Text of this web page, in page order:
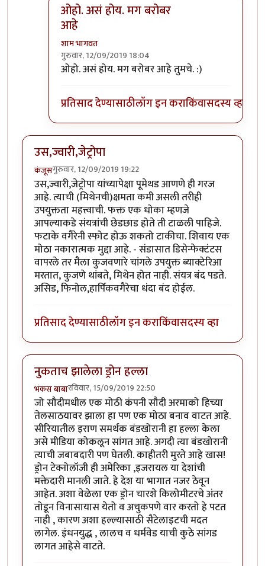
ओहो. असं होय. मग बरोबर
आहे
शाम भागवत
गुरुवार, 12/09/2019 18:04
In reply toभाऊ १००टक्के वपरले जाणे
ओहो. असं होय. मग बरोबर आहे तुमचे. :)
प्रतिसाद देण्यासाठीलॉग इन कराकिंवासदस्य व्हा
उस,ज्वारी,जेट्रोपा
कंजूसगुरुवार, 12/09/2019 19:22
उस,ज्वारी,जेट्रोपा यांच्यापेक्षा पूमेथड आणणे ही गरज
आहे. त्याची (मिथेनची)क्षमता कमी असली तरीही
उपयुक्तता महत्त्वाची. फक्त एक धोका म्हणजे
आपल्याकडे संयत्रांची छेडछाड होते ती टाळली पाहिजे.
फटाके वगैरेनी स्फोट होऊ शकतो टाकीचा. शिवाय एक
मोठा नकारात्मक मुद्दा आहे. - संडासात डिसेन्फेक्टंटस
वापरले तर मैला कुजवणारे चांगले उपयुक्त ब्याक्टेरिआ
मरतात, कुजणे थांबते, मिथेन होत नाही. संयत्र बंद पडते.
असिड, फिनोल,हार्पिकवगैरेचा धंदा बंद होईल.
प्रतिसाद देण्यासाठीलॉग इन कराकिंवासदस्य व्हा
नुकताच झालेला ड्रोन हल्ला
भंकस बाबारविवार, 15/09/2019 22:50
जो सौदीमधील एक मोठी कंपनी सौदी अरमाको हिच्या
तेलसाठयावर झाला हा पण एक मोठा बनाव वाटत आहे.
सीरियातील इराण समर्थक बंडखोरानी हा हल्ला केला
असे मीडिया कोकलून सांगत आहे. अगदी त्या बंडखोरानी
त्याची जबाबदारी पण घेतली. काहीतरी मुरते आहे खास!
ड्रोन टेक्नोलॉजी ही अमेरिका ,इजरायल या देशांची
मक्तेदारी मानली जाते. हे देश या भागात नजर ठेवून
आहेत. अशा वेळेला एक ड्रोन चारशे किलोमीटरचे अंतर
तोडून विनासायास येतो व अचुकपणे वार करतो हे पटत
नाही , कारण अशा हल्ल्यासाठी सैटेलाइटची मदत
लागेल. इंधनयुद्ध , लालच व धर्मवेड याची कुठे सांगड
लागत आहेसे वाटते.